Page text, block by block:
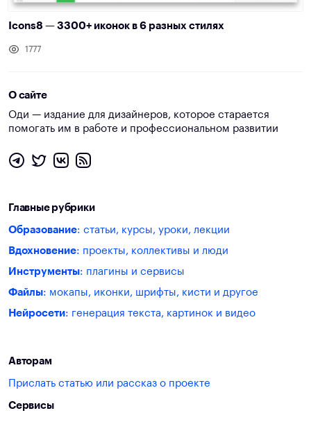
Icons8 — 3300+ иконок в 6 разных стилях
1777
О сайте
Оди — издание для дизайнеров, которое старается
помогать им в работе и профессиональном развитии
Главные рубрики
Образование: статьи, курсы, уроки, лекции
Вдохновение: проекты, коллективы и люди
Инструменты: плагины и сервисы
Файлы: мокапы, иконки, шрифты, кисти и другое
Нейросети: генерация текста, картинок и видео
Авторам
Прислать статью или рассказ о проекте
Сервисы